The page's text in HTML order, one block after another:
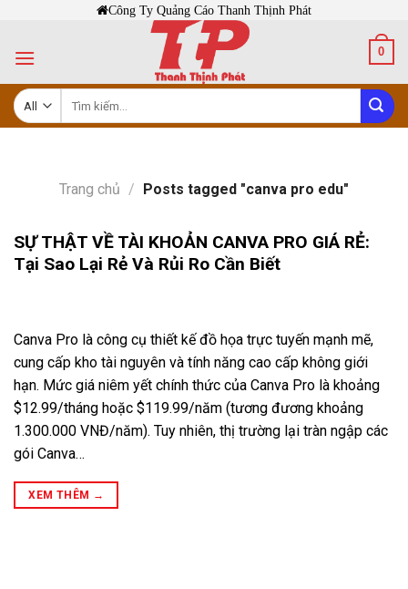
content
Công Ty Quảng Cáo Thanh Thịnh Phát
0
kiếm:
Trang chủ / Posts tagged "canva pro edu"
SỰ THẬT VỀ TÀI KHOẢN CANVA PRO GIÁ RẺ:
Tại Sao Lại Rẻ Và Rủi Ro Cần Biết
Canva Pro là công cụ thiết kế đồ họa trực tuyến mạnh mẽ,
cung cấp kho tài nguyên và tính năng cao cấp không giới
hạn. Mức giá niêm yết chính thức của Canva Pro là khoảng
$12.99/tháng hoặc $119.99/năm (tương đương khoảng
1.300.000 VNĐ/năm). Tuy nhiên, thị trường lại tràn ngập các
gói Canva…
XEM THÊM →